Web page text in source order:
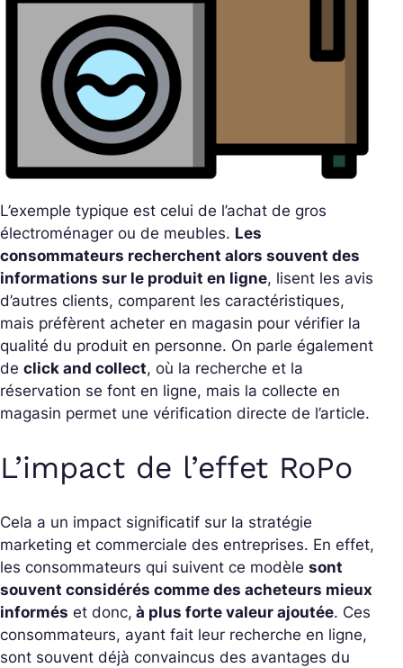
L’exemple typique est celui de l’achat de gros
électroménager ou de meubles. Les
consommateurs recherchent alors souvent des
informations sur le produit en ligne, lisent les avis
d’autres clients, comparent les caractéristiques,
mais préfèrent acheter en magasin pour vérifier la
qualité du produit en personne. On parle également
de click and collect, où la recherche et la
réservation se font en ligne, mais la collecte en
magasin permet une vérification directe de l’article.
L’impact de l’effet RoPo
Cela a un impact significatif sur la stratégie
marketing et commerciale des entreprises. En effet,
les consommateurs qui suivent ce modèle sont
souvent considérés comme des acheteurs mieux
informés et donc, à plus forte valeur ajoutée. Ces
consommateurs, ayant fait leur recherche en ligne,
sont souvent déjà convaincus des avantages du